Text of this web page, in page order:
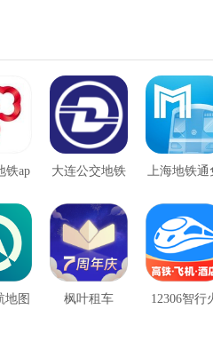
铁ap 大连公交地铁 上海地铁通
地图 枫叶租车 12306智行